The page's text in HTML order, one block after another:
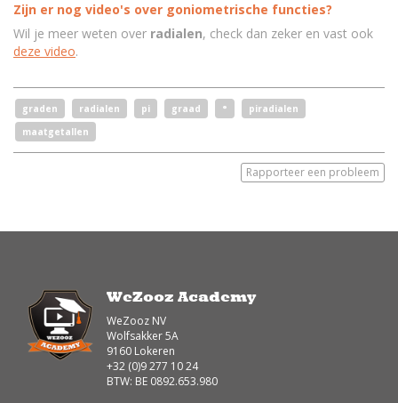
Zijn er nog video's over goniometrische functies?
Wil je meer weten over radialen, check dan zeker en vast ook
deze video.
graden radialen pi graad °
piradialen
maatgetallen
Rapporteer een probleem
WeZooz Academy
WeZooz NV
Wolfsakker 5A
9160 Lokeren
+32 (0)9 277 10 24
BTW: BE 0892.653.980